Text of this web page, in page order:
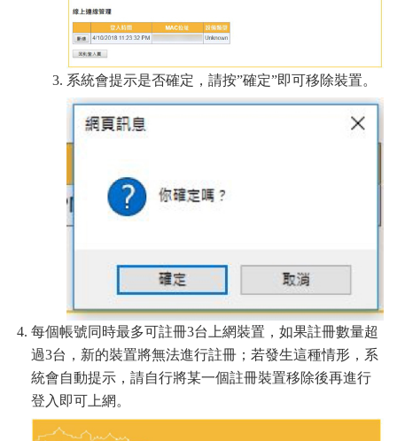
系統會提示是否確定，請按”確定”即可移除裝置。
每個帳號同時最多可註冊3台上網裝置，如果註冊數量超
過3台，新的裝置將無法進行註冊；若發生這種情形，系
統會自動提示，請自行將某一個註冊裝置移除後再進行
登入即可上網。